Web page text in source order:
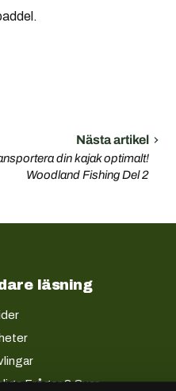
Nästa artikel
din kajak optimalt!
Woodland Fishing Del 2
läsning
Frågor & Svar